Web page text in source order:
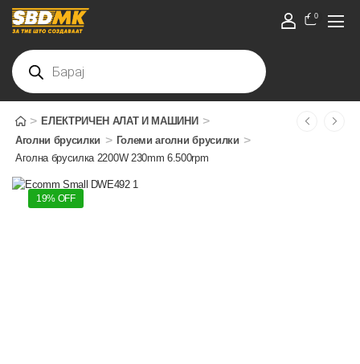
0
> ЕЛЕКТРИЧЕН АЛАТ И МАШИНИ >
Аголни брусилки > Големи аголни брусилки >
Аголна брусилка 2200W 230mm 6.500rpm
19% OFF